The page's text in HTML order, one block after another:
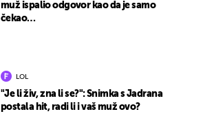
muž ispalio odgovor kao da je samo
čekao…
LOL
"Je li živ, zna li se?": Snimka s Jadrana
postala hit, radi li i vaš muž ovo?